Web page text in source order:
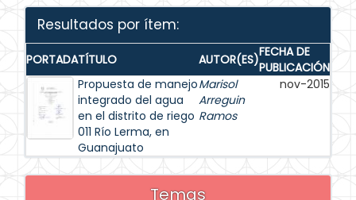
Resultados por ítem:
PORTADATÍTULO AUTOR(ES)FECHA DE
PUBLICACIÓN
Propuesta de manejo
integrado del agua
en el distrito de riego
011 Río Lerma, en
Guanajuato
Marisol
Arreguin
Ramos
nov-2015
Temas